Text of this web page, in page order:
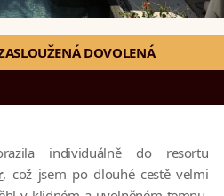
DOVOLENÁ
individuálně do resortu
, což jsem po dlouhé cestě velmi